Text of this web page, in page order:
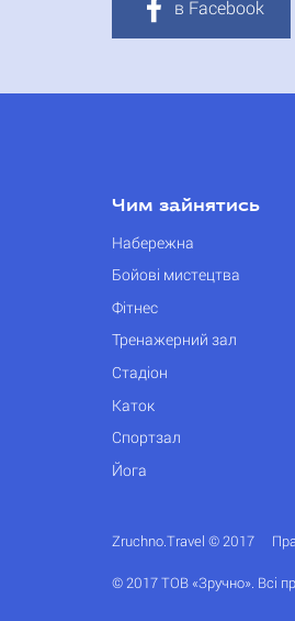
в Facebook
Чим зайнятись
Набережна
Бойові мистецтва
Фітнес
Тренажерний зал
Стадіон
Каток
Спортзал
Йога
Zruchno.Travel © 2017
© 2017 ТОВ «Зручно». Всі